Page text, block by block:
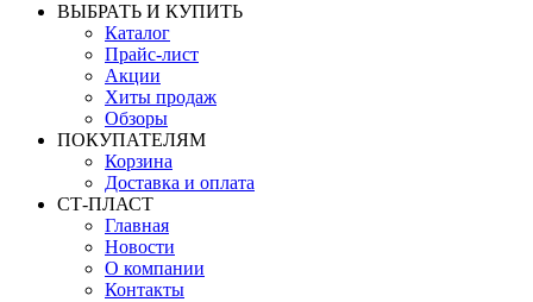
ВЫБРАТЬ И КУПИТЬ
Каталог
Прайс-лист
Акции
Хиты продаж
Обзоры
ПОКУПАТЕЛЯМ
Корзина
Доставка и оплата
СТ-ПЛАСТ
Главная
Новости
О компании
Контакты